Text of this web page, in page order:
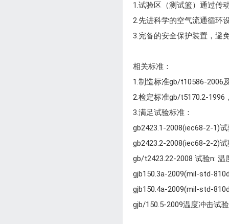
1.试验区（测试篮）通过传
2.先进科学的空气流通循环
3.完备的安全保护装置，避
相关标准：
1.制造标准gb/t10586-2006
2.检定标准gb/t5170.2-1996
3.满足试验标准：
gb2423.1-2008(iec68-2-1)
gb2423.2-
gb/t2423.22-
gjb150.3a-
gjb150.4a-
gjb/150.5-2009温度冲击试验